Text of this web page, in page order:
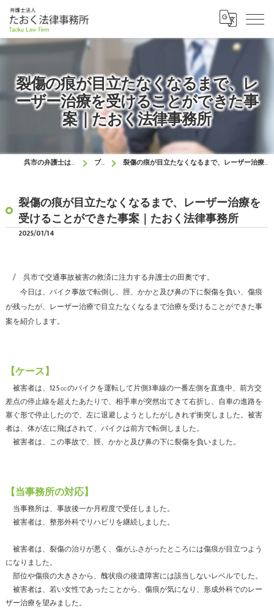
裂傷の痕が目立たなくなるまで、レ
ーザー治療を受けることができた事
案｜たおく法律事務所
呉市の弁護士はたおく法律事務所 ブログ 裂傷の痕が目立たなくなるまで、レーザー治療を受けることができた事案｜たおく法律事務所
裂傷の痕が目立たなくなるまで、レーザー治療を
受けることができた事案｜たおく法律事務所
2025/01/14
呉市で交通事故被害の救済に注力する弁護士の田奧です。
今日は、バイク事故で転倒し、脛、かかと及び鼻の下に裂傷を負い、傷痕
が残ったが、レーザー治療で目立たなくなるまで治療を受けることができた事
案を紹介します。
【ケース】
被害者は、125㏄のバイクを運転して片側3車線の一番左側を直進中、前方交
差点の停止線を超えたあたりで、相手車が突然出てきて右折し、自車の進路を
塞ぐ形で停止したので、左に退避しようとしたがしきれず衝突しました。被害
者は、体が左に飛ばされて、バイクは前方で転倒しました。
被害者は、この事故で、脛、かかと及び鼻の下に裂傷を負いました。
【当事務所の対応】
当事務所は、事故後一か月程度で受任しました。
被害者は、整形外科でリハビリを継続しました。
被害者は、裂傷の治りが悪く、傷がふさがったところには傷痕が目立つよう
になりました。
部位や傷痕の大きさから、醜状痕の後遺障害には該当しないレベルでした。
被害者は、若い女性であったことから、傷痕が気になり、形成外科でのレー
ザー治療を望みました。